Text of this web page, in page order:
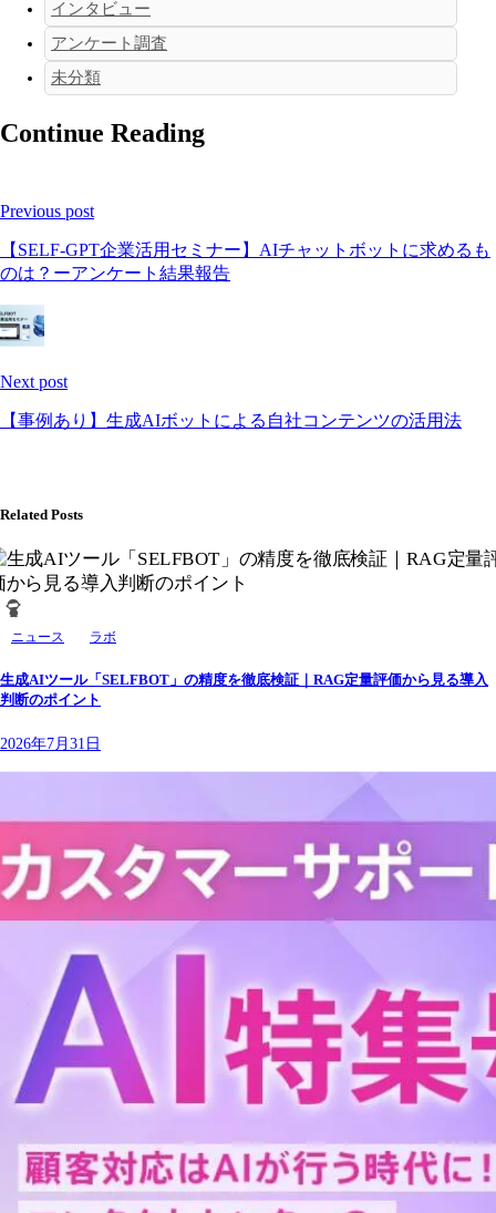
インタビュー
アンケート調査
未分類
Continue Reading
Previous post
【SELF-GPT企業活用セミナー】AIチャットボットに求めるも
のは？ーアンケート結果報告
Next post
【事例あり】生成AIボットによる自社コンテンツの活用法
Related Posts
ニュース ラボ
生成AIツール「SELFBOT」の精度を徹底検証｜RAG定量評価から見る導入
判断のポイント
2026年7月31日